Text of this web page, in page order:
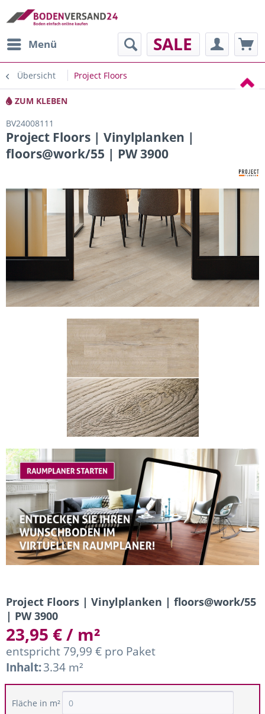
Menü SALE
Übersicht Project Floors
ZUM KLEBEN
BV24008111
Project Floors | Vinylplanken |
floors@work/55 | PW 3900
Project Floors | Vinylplanken | floors@work/55
| PW 3900
23,95 € / m²
entspricht 79,99 € pro Paket
Inhalt:3.34 m²
Fläche in m²